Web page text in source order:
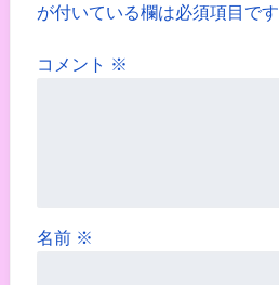
が付いている欄は必須項目です
コメント ※
名前 ※